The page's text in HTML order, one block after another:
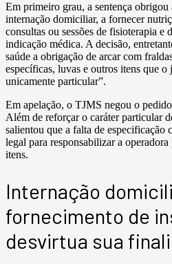
Em primeiro grau, a sentença obrigou
internação domiciliar, a fornecer
consultas ou sessões de fisioterapia e
indicação médica. A decisão,
saúde a obrigação de arcar com
específicas, luvas e outros itens que
unicamente particular”.
Em apelação, o TJMS negou o
Além de reforçar o caráter particular
salientou que a falta de especificação
legal para responsabilizar a
itens.
Internação
fornecimento de
desvirtua sua